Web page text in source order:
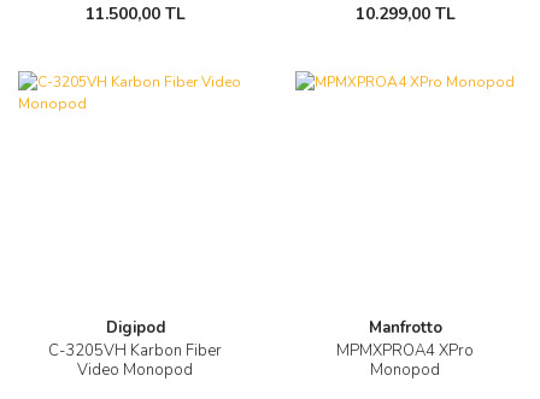
11.500,00 TL 10.299,00 TL
Digipod
C-3205VH Karbon Fiber
Video Monopod
Manfrotto
MPMXPROA4 XPro
Monopod